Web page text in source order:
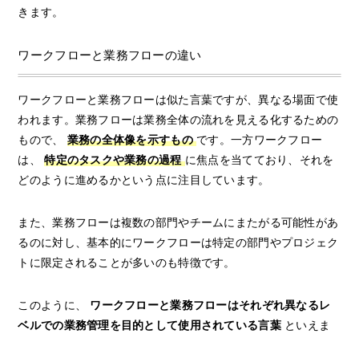
きます。
ワークフローと業務フローの違い
ワークフローと業務フローは似た言葉ですが、異なる場面で使
われます。業務フローは業務全体の流れを見える化するための
もので、 業務の全体像を示すものです。一方ワークフロー
は、特定のタスクや業務の過程に焦点を当てており、それを
どのように進めるかという点に注目しています。
また、業務フローは複数の部門やチームにまたがる可能性があ
るのに対し、基本的にワークフローは特定の部門やプロジェク
トに限定されることが多いのも特徴です。
このように、 ワークフローと業務フローはそれぞれ異なるレ
ベルでの業務管理を目的として使用されている言葉 といえま